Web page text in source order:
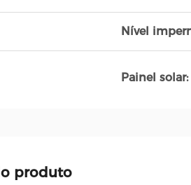
Nível
Painel solar:
produto